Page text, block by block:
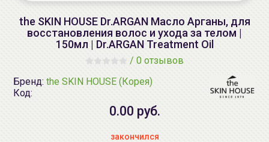
the SKIN HOUSE Dr.ARGAN Масло Арганы, для
восстановления волос и ухода за телом |
150мл | Dr.ARGAN Treatment Oil
/ 0 отзывов
Бренд: the SKIN HOUSE (Корея)
Код:
0.00 руб.
закончился